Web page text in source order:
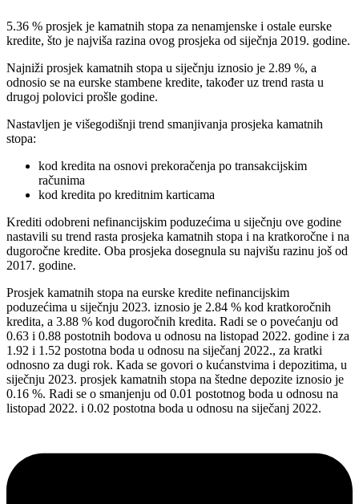
5.36 % prosjek je kamatnih stopa za nenamjenske i ostale eurske
kredite, što je najviša razina ovog prosjeka od siječnja 2019. godine.
Najniži prosjek kamatnih stopa u siječnju iznosio je 2.89 %, a
odnosio se na eurske stambene kredite, također uz trend rasta u
drugoj polovici prošle godine.
Nastavljen je višegodišnji trend smanjivanja prosjeka kamatnih
stopa:
kod kredita na osnovi prekoračenja po transakcijskim
računima
kod kredita po kreditnim karticama
Krediti odobreni nefinancijskim poduzećima u siječnju ove godine
nastavili su trend rasta prosjeka kamatnih stopa i na kratkoročne i na
dugoročne kredite. Oba prosjeka dosegnula su najvišu razinu još od
2017. godine.
Prosjek kamatnih stopa na eurske kredite nefinancijskim
poduzećima u siječnju 2023. iznosio je 2.84 % kod kratkoročnih
kredita, a 3.88 % kod dugoročnih kredita. Radi se o povećanju od
0.63 i 0.88 postotnih bodova u odnosu na listopad 2022. godine i za
1.92 i 1.52 postotna boda u odnosu na siječanj 2022., za kratki
odnosno za dugi rok. Kada se govori o kućanstvima i depozitima, u
siječnju 2023. prosjek kamatnih stopa na štedne depozite iznosio je
0.16 %. Radi se o smanjenju od 0.01 postotnog boda u odnosu na
listopad 2022. i 0.02 postotna boda u odnosu na siječanj 2022.